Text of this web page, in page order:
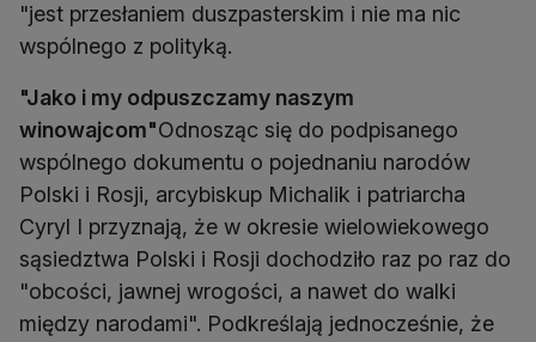
"jest przesłaniem duszpasterskim i nie ma nic
wspólnego z polityką.
"Jako i my odpuszczamy naszym
winowajcom"Odnosząc się do podpisanego
wspólnego dokumentu o pojednaniu narodów
Polski i Rosji, arcybiskup Michalik i patriarcha
Cyryl I przyznają, że w okresie wielowiekowego
sąsiedztwa Polski i Rosji dochodziło raz po raz do
"obcości, jawnej wrogości, a nawet do walki
między narodami". Podkreślają jednocześnie, że